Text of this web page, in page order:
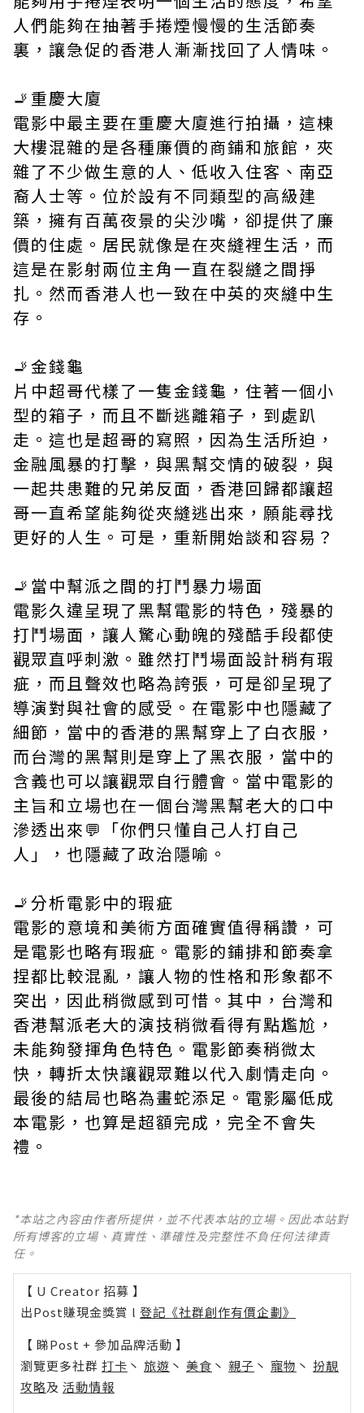
人們能夠在抽著手捲煙慢慢的生活節奏
裏，讓急促的香港人漸漸找回了人情味。
🚬重慶大廈
電影中最主要在重慶大廈進行拍攝，這棟
大樓混雜的是各種廉價的商鋪和旅館，夾
雜了不少做生意的人、低收入住客、南亞
裔人士等。位於設有不同類型的高級建
築，擁有百萬夜景的尖沙嘴，卻提供了廉
價的住處。居民就像是在夾縫裡生活，而
這是在影射兩位主角一直在裂縫之間掙
扎。然而香港人也一致在中英的夾縫中生
存。
🚬金錢龜
片中超哥代樣了一隻金錢龜，住著一個小
型的箱子，而且不斷逃離箱子，到處趴
走。這也是超哥的寫照，因為生活所迫，
金融風暴的打擊，與黑幫交情的破裂，與
一起共患難的兄弟反面，香港回歸都讓超
哥一直希望能夠從夾縫逃出來，願能尋找
更好的人生。可是，重新開始談和容易？
🚬當中幫派之間的打鬥暴力場面
電影久違呈現了黑幫電影的特色，殘暴的
打鬥場面，讓人驚心動魄的殘酷手段都使
觀眾直呼刺激。雖然打鬥場面設計稍有瑕
疵，而且聲效也略為誇張，可是卻呈現了
導演對與社會的感受。在電影中也隱藏了
細節，當中的香港的黑幫穿上了白衣服，
而台灣的黑幫則是穿上了黑衣服，當中的
含義也可以讓觀眾自行體會。當中電影的
主旨和立場也在一個台灣黑幫老大的口中
滲透出來💬「你們只懂自己人打自己
人」，也隱藏了政治隱喻。
🚬分析電影中的瑕疵
電影的意境和美術方面確實值得稱讚，可
是電影也略有瑕疵。電影的鋪排和節奏拿
捏都比較混亂，讓人物的性格和形象都不
突出，因此稍微感到可惜。其中，台灣和
香港幫派老大的演技稍微看得有點尷尬，
未能夠發揮角色特色。電影節奏稍微太
快，轉折太快讓觀眾難以代入劇情走向。
最後的結局也略為畫蛇添足。電影屬低成
本電影，也算是超額完成，完全不會失
禮。
*本站之內容由作者所提供，並不代表本站的立場。因此本站對
所有博客的立場、真實性、準確性及完整性不負任何法律責
任。
【 U Creator 招募 】
出Post賺現金獎賞 l 登記《社群創作有價企劃》
【 睇Post + 參加品牌活動 】
瀏覽更多社群 打卡 丶 旅遊 丶 美食 丶 親子 丶 寵物 丶 扮靚
攻略及 活動情報